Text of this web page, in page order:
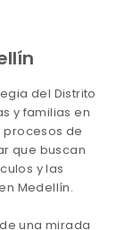
del Distrito
y familias en
de
que buscan
y las
Medellín.
una mirada